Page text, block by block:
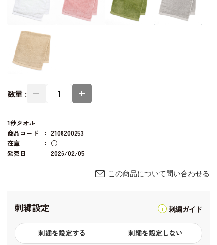
数量 :
1秒タオル
商品コード
2108200253
在庫
○
発売日
2026/02/05
この商品について問い合わせる
刺繍設定 刺繍ガイド
刺繍を設定する 刺繍を設定しない